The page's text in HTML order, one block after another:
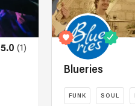
5.0 (1)
Blueries
FUNK SOUL